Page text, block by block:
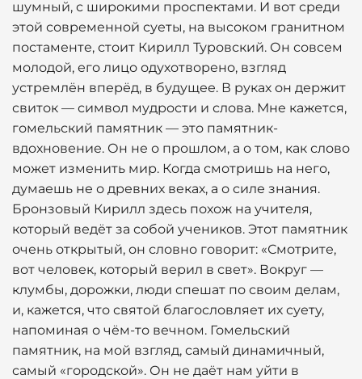
шумный, с широкими проспектами. И вот среди
этой современной суеты, на высоком гранитном
постаменте, стоит Кирилл Туровский. Он совсем
молодой, его лицо одухотворено, взгляд
устремлён вперёд, в будущее. В руках он держит
свиток — символ мудрости и слова. Мне кажется,
гомельский памятник — это памятник-
вдохновение. Он не о прошлом, а о том, как слово
может изменить мир. Когда смотришь на него,
думаешь не о древних веках, а о силе знания.
Бронзовый Кирилл здесь похож на учителя,
который ведёт за собой учеников. Этот памятник
очень открытый, он словно говорит: «Смотрите,
вот человек, который верил в свет». Вокруг —
клумбы, дорожки, люди спешат по своим делам,
и, кажется, что святой благословляет их суету,
напоминая о чём-то вечном. Гомельский
памятник, на мой взгляд, самый динамичный,
самый «городской». Он не даёт нам уйти в